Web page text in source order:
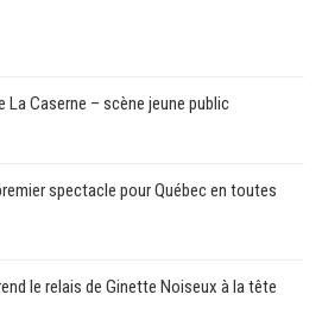
La Caserne – scène jeune public
spectacle pour Québec en toutes
le relais de Ginette Noiseux à la tête